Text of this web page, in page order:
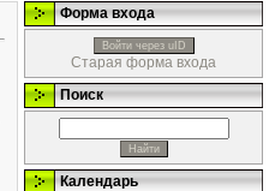
Форма входа
Войти через uID
Старая форма входа
Поиск
Календарь